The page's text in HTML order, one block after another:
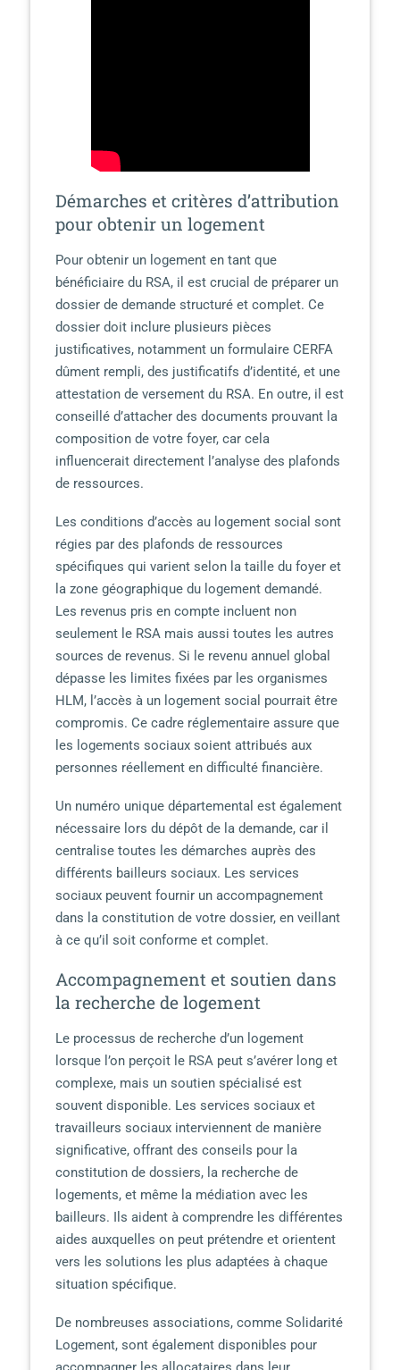
Démarches et critères d’attribution
pour obtenir un logement
Pour obtenir un logement en tant que
bénéficiaire du RSA, il est crucial de préparer un
dossier de demande structuré et complet. Ce
dossier doit inclure plusieurs pièces
justificatives, notamment un formulaire CERFA
dûment rempli, des justificatifs d’identité, et une
attestation de versement du RSA. En outre, il est
conseillé d’attacher des documents prouvant la
composition de votre foyer, car cela
influencerait directement l’analyse des plafonds
de ressources.
Les conditions d’accès au logement social sont
régies par des plafonds de ressources
spécifiques qui varient selon la taille du foyer et
la zone géographique du logement demandé.
Les revenus pris en compte incluent non
seulement le RSA mais aussi toutes les autres
sources de revenus. Si le revenu annuel global
dépasse les limites fixées par les organismes
HLM, l’accès à un logement social pourrait être
compromis. Ce cadre réglementaire assure que
les logements sociaux soient attribués aux
personnes réellement en difficulté financière.
Un numéro unique départemental est également
nécessaire lors du dépôt de la demande, car il
centralise toutes les démarches auprès des
différents bailleurs sociaux. Les services
sociaux peuvent fournir un accompagnement
dans la constitution de votre dossier, en veillant
à ce qu’il soit conforme et complet.
Accompagnement et soutien dans
la recherche de logement
Le processus de recherche d’un logement
lorsque l’on perçoit le RSA peut s’avérer long et
complexe, mais un soutien spécialisé est
souvent disponible. Les services sociaux et
travailleurs sociaux interviennent de manière
significative, offrant des conseils pour la
constitution de dossiers, la recherche de
logements, et même la médiation avec les
bailleurs. Ils aident à comprendre les différentes
aides auxquelles on peut prétendre et orientent
vers les solutions les plus adaptées à chaque
situation spécifique.
De nombreuses associations, comme Solidarité
Logement, sont également disponibles pour